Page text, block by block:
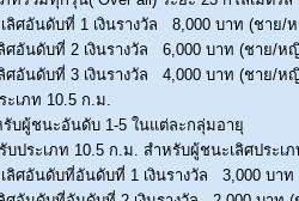
ศอันดับที่ 1 เงินรางวัล 8,000 บาท (ชาย/
ศอันดับที่ 2 เงินรางวัล 6,000 บาท (ชาย/ห
ศอันดับที่ 3 เงินรางวัล 4,000 บาท (ชาย/ห
ะเภท 10.5 ก.ม.
รับผู้ชนะอันดับ 1-5 ในแต่ละกลุ่มอายุ
รับประเภท 10.5 ก.ม. สำหรับผู้ชนะเลิศปร
ศอันดับที่อันดับที่ 1 เงินรางวัล 3,000 บาท